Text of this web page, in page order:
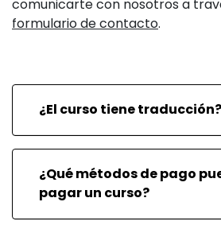
la evidencia para lactantes de
UCIN.
las familias y mejora del
desarrollo de los lactantes en la
La transición de la UCIN al
Optimizar los resultados tras
Docente/s
Bobbi Pineda
comunicarte con nosotros a
formulario de contacto.
¿El curso tiene traducción?
¿Qué métodos de pago
pagar un curso?